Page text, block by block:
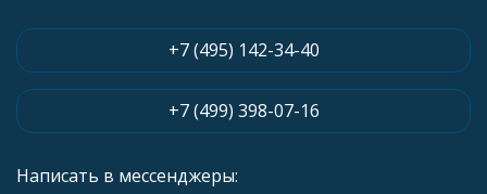
+7 (495) 142-34-40
+7 (499) 398-07-16
Написать в мессенджеры: